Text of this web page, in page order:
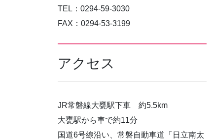
TEL：0294-59-3030
FAX：0294-53-3199
アクセス
JR常磐線大甕駅下車 約5.5km
大甕駅から車で約11分
国道6号線沿い、常磐自動車道「日立南太